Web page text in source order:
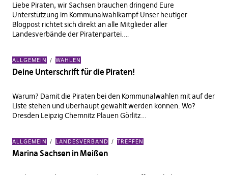
Liebe Piraten, wir Sachsen brauchen dringend Eure
Unterstützung im Kommunalwahlkampf Unser heutiger
Blogpost richtet sich direkt an alle Mitglieder aller
Landesverbände der Piratenpartei.…
ALLGEMEIN WAHLEN
Deine Unterschrift für die Piraten!
Warum? Damit die Piraten bei den Kommunalwahlen mit auf der
Liste stehen und überhaupt gewählt werden können. Wo?
Dresden Leipzig Chemnitz Plauen Görlitz…
ALLGEMEIN LANDESVERBAND TREFFEN
Marina Sachsen in Meißen